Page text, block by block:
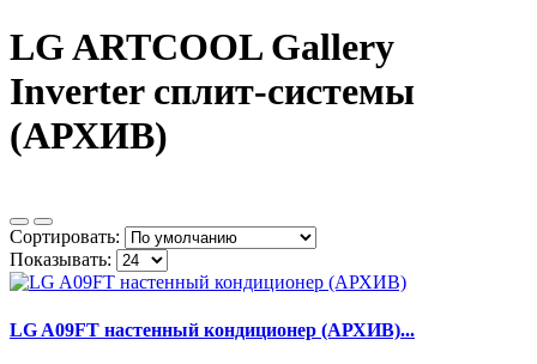
LG ARTCOOL Gallery
Inverter сплит-системы
(АРХИВ)
Сортировать:
Показывать:
LG A09FT настенный кондиционер (АРХИВ)...